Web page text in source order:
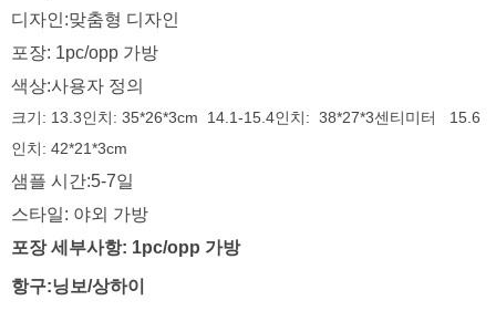
디자인:맞춤형 디자인
포장: 1pc/opp 가방
색상:사용자 정의
크기: 13.3인치: 35*26*3cm 14.1-15.4인치: 38*27*3센티미터 15.6
인치: 42*21*3cm
샘플 시간:5-7일
스타일: 야외 가방
포장 세부사항: 1pc/opp 가방
항구:닝보/상하이